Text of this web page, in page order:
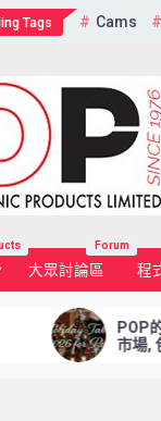
Tags Cams
大眾討論區
Forum
程
POP的
市場, 包括